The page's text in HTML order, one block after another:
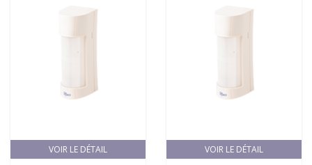
VOIR LE DÉTAIL VOIR LE DÉTAIL